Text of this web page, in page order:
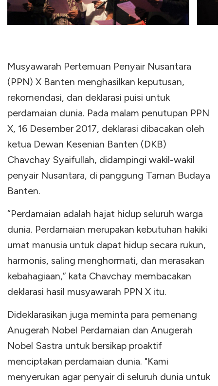
Musyawarah Pertemuan Penyair Nusantara
(PPN) X Banten menghasilkan keputusan,
rekomendasi, dan deklarasi puisi untuk
perdamaian dunia. Pada malam penutupan PPN
X, 16 Desember 2017, deklarasi dibacakan oleh
ketua Dewan Kesenian Banten (DKB)
Chavchay Syaifullah, didampingi wakil-wakil
penyair Nusantara, di panggung Taman Budaya
Banten.
“Perdamaian adalah hajat hidup seluruh warga
dunia. Perdamaian merupakan kebutuhan hakiki
umat manusia untuk dapat hidup secara rukun,
harmonis, saling menghormati, dan merasakan
kebahagiaan,” kata Chavchay membacakan
deklarasi hasil musyawarah PPN X itu.
Dideklarasikan juga meminta para pemenang
Anugerah Nobel Perdamaian dan Anugerah
Nobel Sastra untuk bersikap proaktif
menciptakan perdamaian dunia. "Kami
menyerukan agar penyair di seluruh dunia untuk